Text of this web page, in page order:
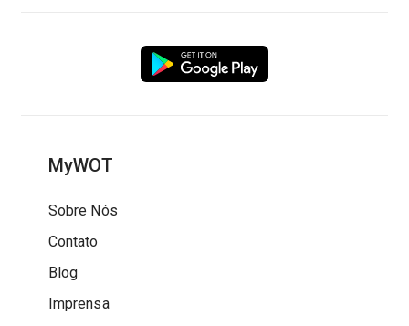
MyWOT
Sobre Nós
Contato
Blog
Imprensa